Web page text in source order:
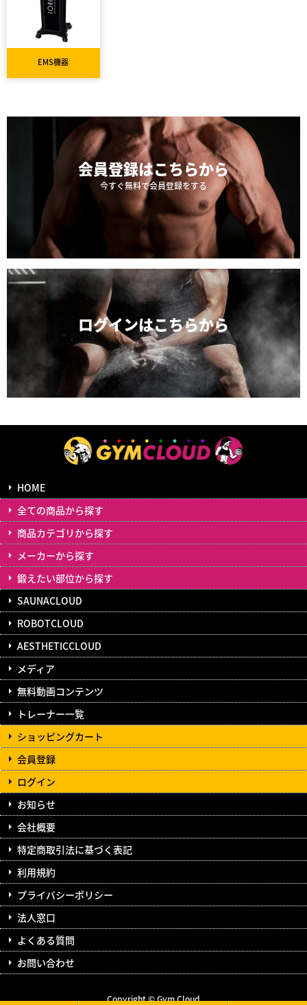
EMS機器
会員登録はこちらから
今すぐ無料で会員登録をする
ログインはこちらから
HOME
全ての商品から探す
商品カテゴリから探す
メーカーから探す
鍛えたい部位から探す
SAUNACLOUD
ROBOTCLOUD
AESTHETICCLOUD
メディア
無料動画コンテンツ
トレーナー一覧
ショッピングカート
会員登録
ログイン
お知らせ
会社概要
特定商取引法に基づく表記
利用規約
プライバシーポリシー
法人窓口
よくある質問
お問い合わせ
Copyright © Gym Cloud